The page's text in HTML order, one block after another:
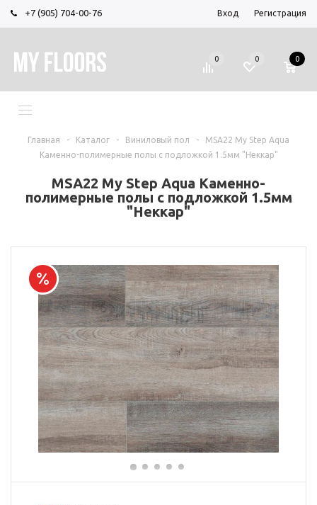
+7 (905) 704-00-76 Вход Регистрация
0 0 0
Главная - Каталог - Виниловый пол -
MSA22 My Step Aqua
Каменно-полимерные полы с подложкой 1.5мм "Неккар"
MSA22 My Step Aqua Каменно-
полимерные полы с подложкой 1.5мм
"Неккар"